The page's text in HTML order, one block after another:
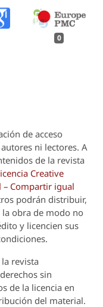
0
de acceso
ni lectores. A
de la revista
Creative
Compartir igual
podrán distribuir,
la obra de modo no
y licencien sus
revista
sin
de la licencia en
del material.